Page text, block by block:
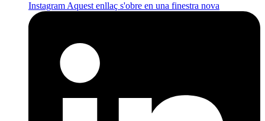
Instagram Aquest enllaç s'obre en una finestra nova